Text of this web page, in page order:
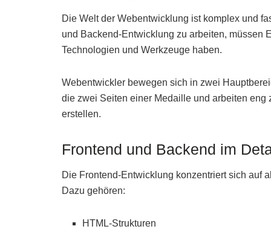
Die Welt der Webentwicklung ist komplex und
und Backend-Entwicklung zu arbeiten, müssen
Technologien und Werkzeuge haben.
Webentwickler bewegen sich in zwei
die zwei Seiten einer Medaille und arbeiten
erstellen.
Frontend und Backend im
Die Frontend-Entwicklung konzentriert sich auf
Dazu gehören:
HTML-Strukturen